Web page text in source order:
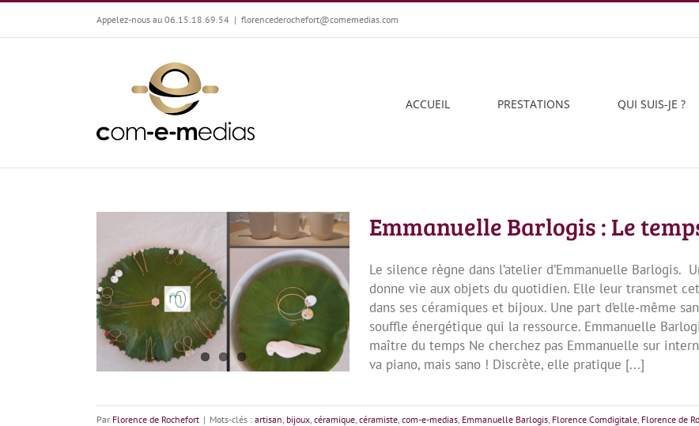
Appelez-nous au 06.15.18.69.54 | florencederochefort@comemedias.com
ACCUEIL PRESTATIONS QUI SUIS-JE ?
Emmanuelle Barlogis : Le temps de la création
Emmanuelle Barlogis : Le
Le silence règne dans l’atelier d’Emmanuelle
donne vie aux objets du quotidien. Elle leur transmet
dans ses céramiques et bijoux. Une part d’elle-même
souffle énergétique qui la ressource. Emmanuelle
maître du temps Ne cherchez pas Emmanuelle sur
va piano, mais sano ! Discrète, elle pratique [...]
Par Florence de Rochefort | Mots-clés : artisan, bijoux, céramique, céramiste, com-e-medias, Emmanuelle Barlogis, Florence Comdigitale, Florence de